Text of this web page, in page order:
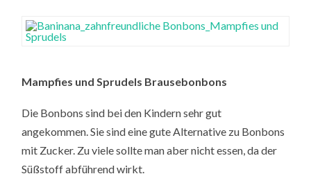
Mampfies und Sprudels Brausebonbons
Die Bonbons sind bei den Kindern sehr gut
angekommen. Sie sind eine gute Alternative zu Bonbons
mit Zucker. Zu viele sollte man aber nicht essen, da der
Süßstoff abführend wirkt.